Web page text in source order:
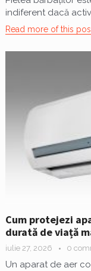
indiferent dacă
Read more of this
Cum protejezi
durată de viață
iulie 27, 2026 0
Un aparat de aer